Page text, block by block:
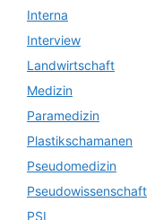
Interna
Interview
Landwirtschaft
Medizin
Paramedizin
Plastikschamanen
Pseudomedizin
Pseudowissenschaft
PSI